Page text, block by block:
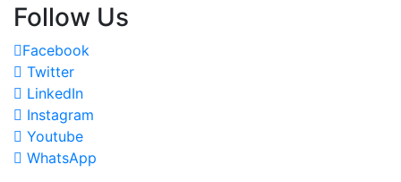
Follow Us
Facebook
Twitter
LinkedIn
Instagram
Youtube
WhatsApp